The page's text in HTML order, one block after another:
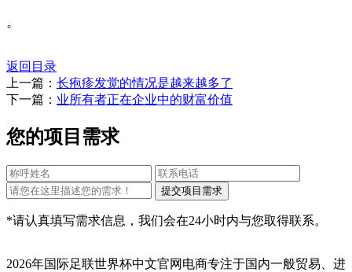
。
返回目录
上一篇： 长疱疹发觉的情况是越来越多了
下一篇： 业所有者正在企业中的财富价值
您的项目需求
*请认真填写需求信息，我们会在24小时内与您取得联系。
2026年国际足联世界杯中文官网电商专注于国内一般贸易、进